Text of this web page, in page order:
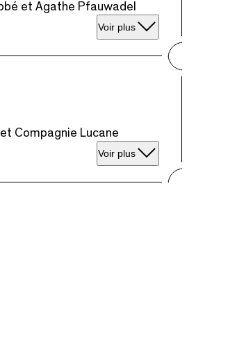
et Agathe Pfauwadel
Voir plus
Compagnie Lucane
Voir plus